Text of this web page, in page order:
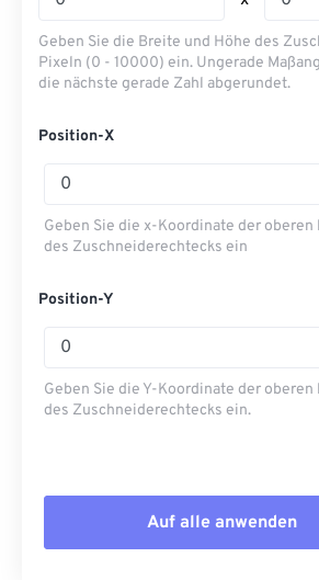
Geben Sie die Breite und Höhe des
Pixeln (0 - 10000) ein. Ungerade
die nächste gerade Zahl abgerundet.
Position-X
Geben Sie die x-Koordinate der
des Zuschneiderechtecks ​​ein
Position-Y
Geben Sie die Y-Koordinate der
des Zuschneiderechtecks ​​ein.
Auf alle anwenden